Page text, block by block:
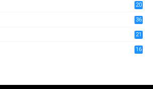
20
36
21
16